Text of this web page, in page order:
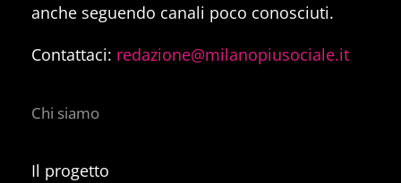
anche seguendo canali poco conosciuti.
Contattaci: redazione@milanopiusociale.it
Chi siamo
Il progetto